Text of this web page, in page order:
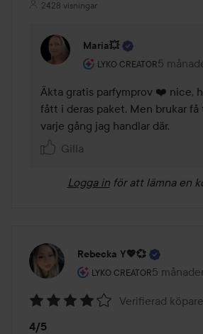
2428 visningar
Maria💥
LYKO CREATOR
Användarens roll: Lyko
5
Äkta gratis parfymprov ❤️ nice,
fått i deras paket. Men brukar
varje gång jag handlar där.
Gilla
Logga in för att lämna en
Rebecka Y💖💞
LYKO CREATOR
Användarens roll: Lyko
5
Inlägget
Verifierad köpare
4/5